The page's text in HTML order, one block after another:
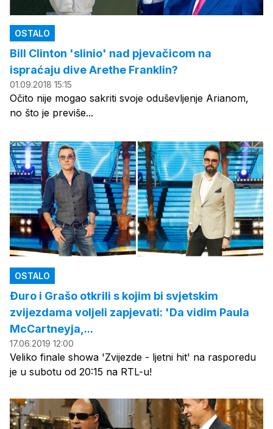
OSTALO
Bill Clinton 'slinio' nad pjevačicom na
ispraćaju dive Arethe Franklin?
01.09.2018 15:15
Očito nije mogao sakriti svoje oduševljenje Arianom,
no što je previše...
OSTALO
Đuro i Grašo otkrili s kojim bi svjetskim
zvijezdama voljeli zapjevati: 'Da vidim Paula
McCartneyja,...
17.06.2019 12:00
Veliko finale showa 'Zvijezde - ljetni hit' na rasporedu
je u subotu od 20:15 na RTL-u!